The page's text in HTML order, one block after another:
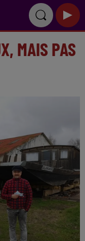
MAIS PAS